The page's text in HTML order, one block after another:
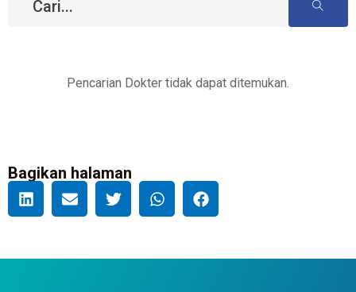
Pencarian Dokter tidak dapat ditemukan.
Bagikan halaman